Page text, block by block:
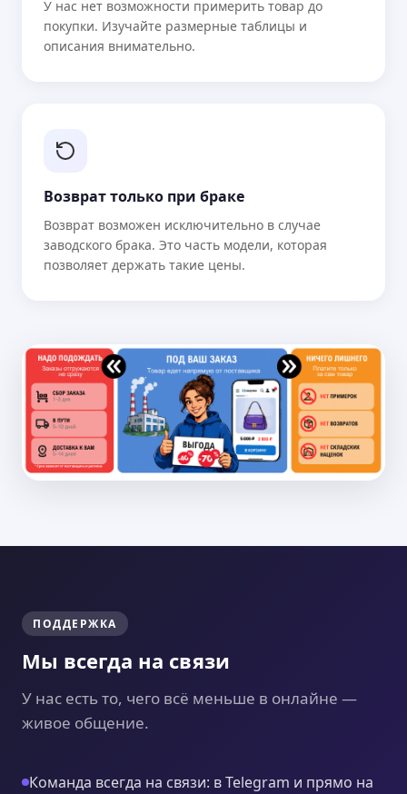
У нас нет возможности примерить товар до
покупки. Изучайте размерные таблицы и
описания внимательно.
Возврат только при браке
Возврат возможен исключительно в случае
заводского брака. Это часть модели, которая
позволяет держать такие цены.
ПОДДЕРЖКА
Мы всегда на связи
У нас есть то, чего всё меньше в онлайне —
живое общение.
Команда всегда на связи: в Telegram и прямо на